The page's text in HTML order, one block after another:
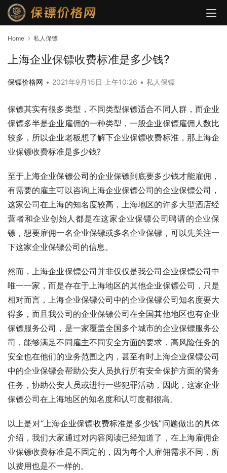
Home 私人保镖
上海企业保镖收费标准是多少钱?
保镖价格网 • 2021年9月15日 上午10:26 • 私人保镖
保镖其实有很多类型，不同类型保镖适合不同人群，而企业
保镖多半是企业雇佣的一种类型，一般企业保镖雇佣人数比
较多，所以企业老板想了解下企业保镖收费标准，那上海企
业保镖收费标准是多少钱?
至于上海企业保镖公司的企业保镖到底要多少钱才能雇佣，
有需要的雇主可以咨询上海企业保镖公司的企业保镖公司，
这家公司在上海的知名度较高，上海地区的许多大型酒店经
营者和企业创始人都是在这家企业保镖公司聘请的企业保
镖，想要雇佣一名企业保镖或多名企业保镖，可以先关注一
下这家企业保镖公司的信息。
然而，上海企业保镖公司并非仅仅是我公司企业保镖公司中
唯一一家，而是存在于上海地区的其他企业保镖公司，只是
相对而言，上海企业保镖公司中的企业保镖公司知名度要大
得多，而且我公司的企业保镖公司在全国其他地区也有企业
保镖服务公司，是一家覆盖全国多个城市的企业保镖服务公
司，能够满足不同雇主不同安全方面的要求，高风险任务的
安全也在他们的业务范围之内，甚至有时上海企业保镖公司
中的企业保镖会帮助公安人员执行所有安全保护方面的警务
任务，协助公安人员或进行一些犯罪活动，因此，这家企业
保镖公司在上海地区的知名度和认可度都很高。
以上是对“上海企业保镖收费标准是多少钱”问题做出的具体
介绍，我们大家通过对内容阅读已经知道了，在上海雇佣企
业保镖收费标准是不固定的，因为每个人雇佣需求不同，所
以费用也是不一样的。